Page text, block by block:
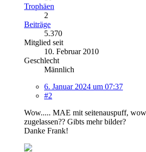
Trophäen
2
Beiträge
5.370
Mitglied seit
10. Februar 2010
Geschlecht
Männlich
6. Januar 2024 um 07:37
#2
Wow..... MAE mit seitenauspuff,
zugelassen?? Gibts mehr bilder?
Danke Frank!